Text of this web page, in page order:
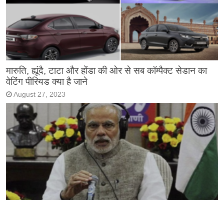
मारुति, ह्यूंदै, टाटा और होंडा की ओर से सब कॉम्पैक्ट सेडान का
वेटिंग पीरियड क्या है जाने
August 27, 2023